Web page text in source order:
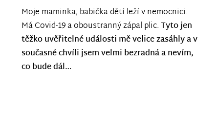
Moje maminka, babička dětí leží v nemocnici.
Má Covid-19 a oboustranný zápal plic.Tyto jen
těžko uvěřitelné události mě velice zasáhly a v
současné chvíli jsem velmi bezradná a nevím,
co bude dál…